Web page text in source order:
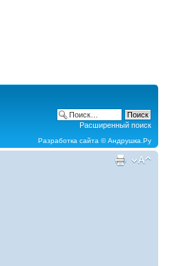
Расширенный поиск
Разработка сайта ©Андрушка.Ру